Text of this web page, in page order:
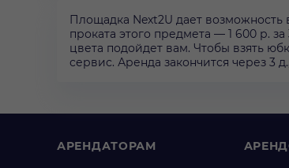
Площадка Next2U дает возможность
проката этого предмета — 1 600 р.
цвета подойдет вам. Чтобы взять
сервис. Аренда закончится через 3
АРЕНДАТОРАМ